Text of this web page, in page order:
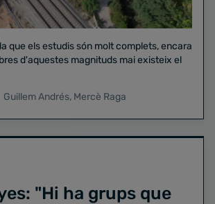
que els estudis són molt complets, encara
d'aquestes magnituds mai existeix el
Guillem Andrés, Mercè Raga
"Hi ha grups que